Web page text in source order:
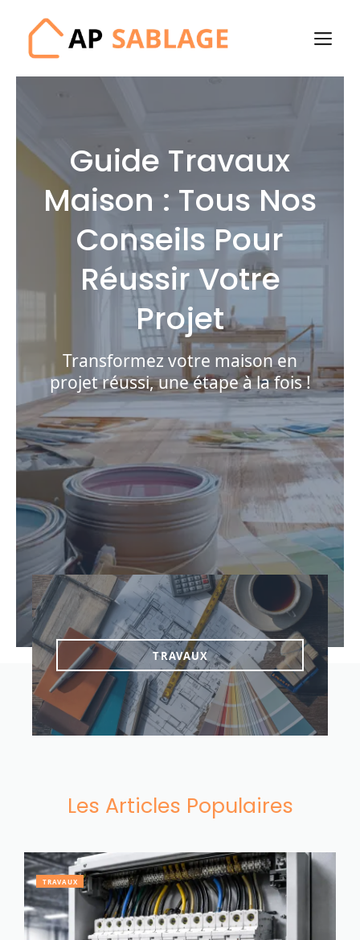
contenu
Guide Travaux
Maison : Tous Nos
Conseils Pour
Réussir Votre
Projet
Transformez votre maison en
projet réussi, une étape à la fois !
TRAVAUX
Les Articles Populaires
TRAVAUX